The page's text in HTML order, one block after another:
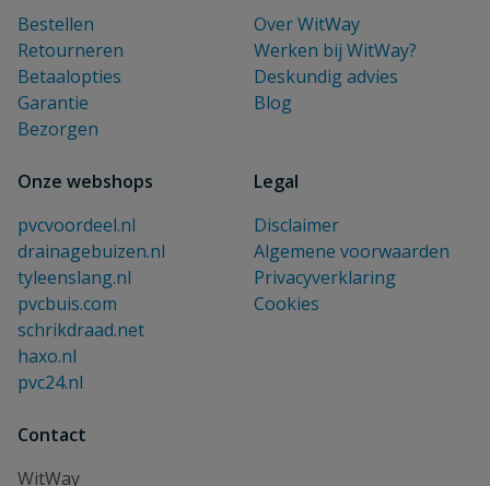
Bestellen
Retourneren
Betaalopties
Garantie
Bezorgen
Over WitWay
Werken bij WitWay?
Deskundig advies
Blog
Onze webshops
pvcvoordeel.nl
drainagebuizen.nl
tyleenslang.nl
pvcbuis.com
schrikdraad.net
haxo.nl
pvc24.nl
Legal
Disclaimer
Algemene voorwaarden
Privacyverklaring
Cookies
Contact
WitWay